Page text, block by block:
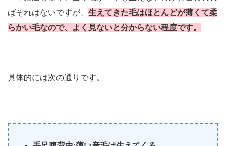
ばそれはないですが、 生えてきた毛はほとんどが薄くて柔
らかい毛なので、よく見ないと分からない程度です。
具体的には次の通りです。